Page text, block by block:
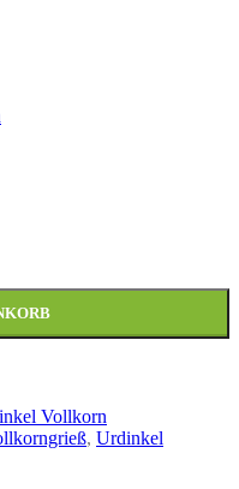
Menge
Vollkorn
, Urdinkel